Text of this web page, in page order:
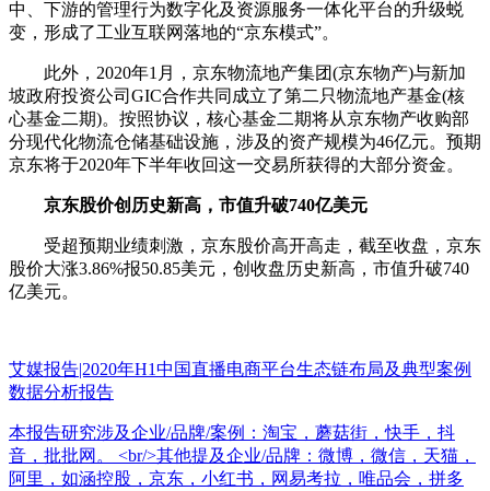
中、下游的管理行为数字化及资源服务一体化平台的升级蜕
变，形成了工业互联网落地的“京东模式”。
此外，2020年1月，京东物流地产集团(京东物产)与新加
坡政府投资公司GIC合作共同成立了第二只物流地产基金(核
心基金二期)。按照协议，核心基金二期将从京东物产收购部
分现代化物流仓储基础设施，涉及的资产规模为46亿元。预期
京东将于2020年下半年收回这一交易所获得的大部分资金。
京东股价创历史新高，市值升破740亿美元
受超预期业绩刺激，京东股价高开高走，截至收盘，京东
股价大涨3.86%报50.85美元，创收盘历史新高，市值升破740
亿美元。
艾媒报告|2020年H1中国直播电商平台生态链布局及典型案例
数据分析报告
本报告研究涉及企业/品牌/案例：淘宝，蘑菇街，快手，抖
音，批批网。 <br/>其他提及企业/品牌：微博，微信，天猫，
阿里，如涵控股，京东，小红书，网易考拉，唯品会，拼多